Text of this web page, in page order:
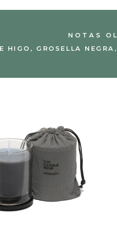
NOTAS
HIGO, GROSELLA